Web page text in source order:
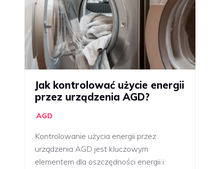
Jak kontrolować użycie energii
przez urządzenia AGD?
AGD
Kontrolowanie użycia energii przez
urządzenia AGD jest kluczowym
elementem dla oszczędności energii i